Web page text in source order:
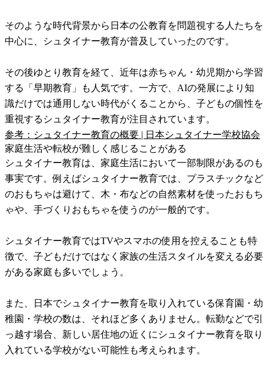
そのような時代背景から日本の公教育を問題視する人たちを
中心に、シュタイナー教育が普及していったのです。
その後ゆとり教育を経て、近年は赤ちゃん・幼児期から学習
する「早期教育」も人気です。一方で、AIの発展により知
識だけでは通用しない時代がくることから、子どもの個性を
重視するシュタイナー教育が注目されています。
参考：シュタイナー教育の概要 | 日本シュタイナー学校協会
家庭生活や転校が難しく感じることがある
シュタイナー教育は、家庭生活において一部制限があるのも
事実です。例えばシュタイナー教育では、プラスチックなど
のおもちゃは避けて、木・布などの自然素材を使ったおもち
ゃや、手づくりおもちゃを使うのが一般的です。
シュタイナー教育ではTVやスマホの使用を控えることも特
徴で、子どもだけではなく家族の生活スタイルを変える必要
がある家庭も多いでしょう。
また、日本でシュタイナー教育を取り入れている保育園・幼
稚園・学校の数は、それほど多くありません。転勤などで引
っ越す場合、新しい居住地の近くにシュタイナー教育を取り
入れている学校がない可能性も考えられます。